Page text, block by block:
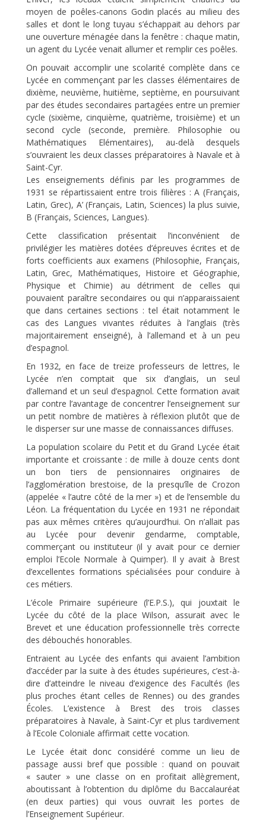
moyen de poêles-canons Godin placés au milieu des
salles et dont le long tuyau s’échappait au dehors par
une ouverture ménagée dans la fenêtre : chaque matin,
un agent du Lycée venait allumer et remplir ces poêles.
On pouvait accomplir une scolarité complète dans ce
Lycée en commençant par les classes élémentaires de
dixième, neuvième, huitième, septième, en poursuivant
par des études secondaires partagées entre un premier
cycle (sixième, cinquième, quatrième, troisième) et un
second cycle (seconde, première. Philosophie ou
Mathématiques Elémentaires), au-delà desquels
s’ouvraient les deux classes préparatoires à Navale et à
Saint-Cyr.
Les enseignements définis par les programmes de
1931 se répartissaient entre trois filières : A (Français,
Latin, Grec), A’ (Français, Latin, Sciences) la plus suivie,
B (Français, Sciences, Langues).
Cette classification présentait l’inconvénient de
privilégier les matières dotées d’épreuves écrites et de
forts coefficients aux examens (Philosophie, Français,
Latin, Grec, Mathématiques, Histoire et Géographie,
Physique et Chimie) au détriment de celles qui
pouvaient paraître secondaires ou qui n’apparaissaient
que dans certaines sections : tel était notamment le
cas des Langues vivantes réduites à l’anglais (très
majoritairement enseigné), à l’allemand et à un peu
d’espagnol.
En 1932, en face de treize professeurs de lettres, le
Lycée n’en comptait que six d’anglais, un seul
d’allemand et un seul d’espagnol. Cette formation avait
par contre l’avantage de concentrer l’enseignement sur
un petit nombre de matières à réflexion plutôt que de
le disperser sur une masse de connaissances diffuses.
La population scolaire du Petit et du Grand Lycée était
importante et croissante : de mille à douze cents dont
un bon tiers de pensionnaires originaires de
l’agglomération brestoise, de la presqu’île de Crozon
(appelée « l’autre côté de la mer ») et de l’ensemble du
Léon. La fréquentation du Lycée en 1931 ne répondait
pas aux mêmes critères qu’aujourd’hui. On n’allait pas
au Lycée pour devenir gendarme, comptable,
commerçant ou instituteur (il y avait pour ce dernier
emploi l’Ecole Normale à Quimper). Il y avait à Brest
d’excellentes formations spécialisées pour conduire à
ces métiers.
L’école Primaire supérieure (l’E.P.S.), qui jouxtait le
Lycée du côté de la place Wilson, assurait avec le
Brevet et une éducation professionnelle très correcte
des débouchés honorables.
Entraient au Lycée des enfants qui avaient l’ambition
d’accéder par la suite à des études supérieures, c’est-à-
dire d’atteindre le niveau d’exigence des Facultés (les
plus proches étant celles de Rennes) ou des grandes
Écoles. L’existence à Brest des trois classes
préparatoires à Navale, à Saint-Cyr et plus tardivement
à l’Ecole Coloniale affirmait cette vocation.
Le Lycée était donc considéré comme un lieu de
passage aussi bref que possible : quand on pouvait
« sauter » une classe on en profitait allègrement,
aboutissant à l’obtention du diplôme du Baccalauréat
(en deux parties) qui vous ouvrait les portes de
l’Enseignement Supérieur.